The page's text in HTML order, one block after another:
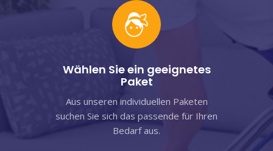
Wählen Sie ein geeignetes
Paket
Aus unseren individuellen Paketen
suchen Sie sich das passende für Ihren
Bedarf aus.